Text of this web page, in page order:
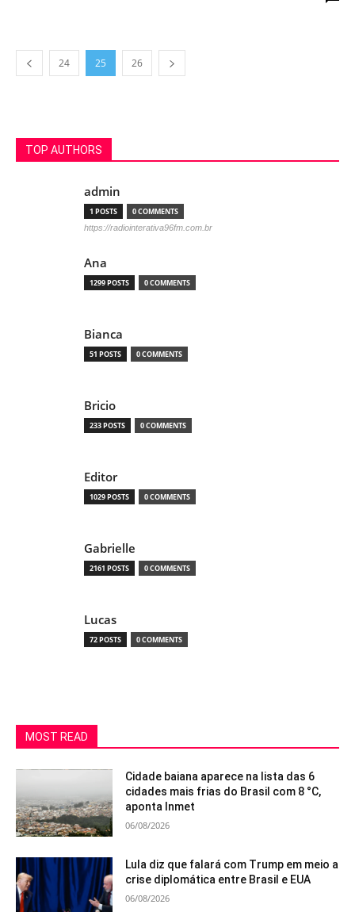
24 25 26
TOP AUTHORS
admin
1 POSTS 0 COMMENTS
https://radiointerativa96fm.com.br
Ana
1299 POSTS 0 COMMENTS
Bianca
51 POSTS 0 COMMENTS
Bricio
233 POSTS 0 COMMENTS
Editor
1029 POSTS 0 COMMENTS
Gabrielle
2161 POSTS 0 COMMENTS
Lucas
72 POSTS 0 COMMENTS
MOST READ
Cidade baiana aparece na lista das 6
cidades mais frias do Brasil com 8 °C,
aponta Inmet
06/08/2026
Lula diz que falará com Trump em meio a
crise diplomática entre Brasil e EUA
06/08/2026